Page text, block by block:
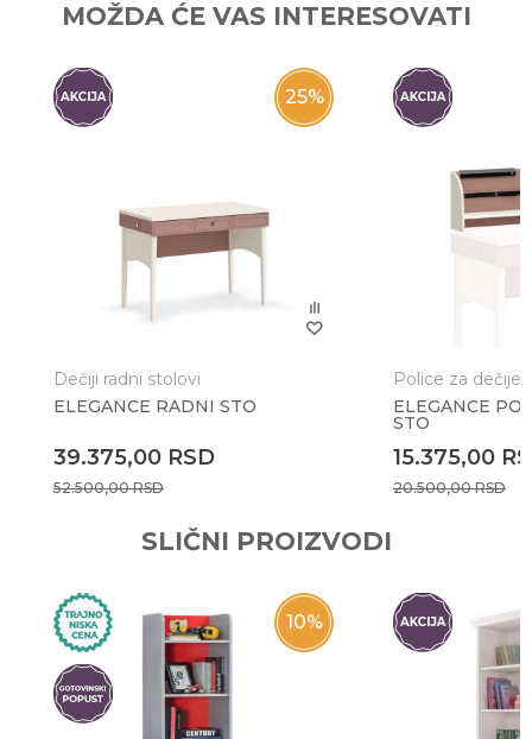
Email
MOŽDA ĆE VAS INTERESOVATI
25%
Dečiji radni stolovi
ELEGANCE RADNI STO
39.375,00 RSD
52.500,00RSD
Police za dečije
ELEGANCE
STO
15.375,00
20.500,00RSD
SLIČNI PROIZVODI
10%